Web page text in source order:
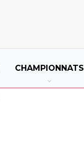
CHAMPIONNATS